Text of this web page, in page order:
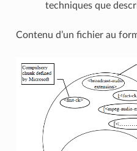
techniques que
Contenu d’un fichier au